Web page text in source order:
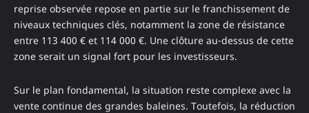
reprise observée repose en partie sur le franchissement de
niveaux techniques clés, notamment la zone de résistance
entre 113 400 € et 114 000 €. Une clôture au-dessus de cette
zone serait un signal fort pour les investisseurs.
Sur le plan fondamental, la situation reste complexe avec la
vente continue des grandes baleines. Toutefois, la réduction